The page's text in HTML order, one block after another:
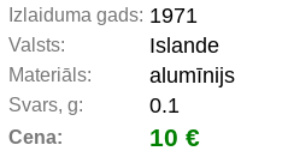
Izlaiduma gads: 1971
Valsts: Islande
Materiāls: alumīnijs
Svars, g: 0.1
Cena: 10 €